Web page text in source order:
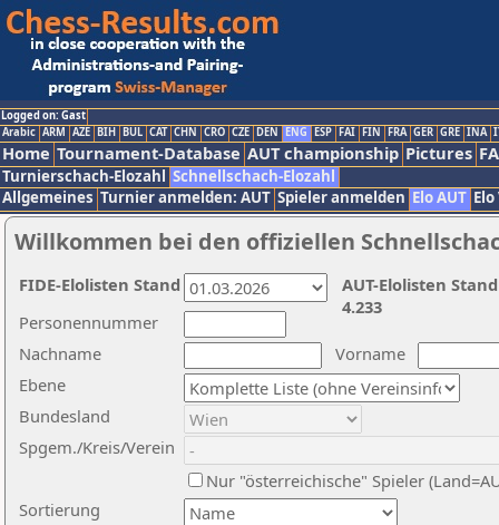
Logged on: Gast
Arabic ARM AZE BIH BUL CAT CHN CRO CZE DEN ENG ESP FAI FIN FRA GER GRE INA
Home Tournament-Database AUT championship Pictures
Turnierschach-Elozahl Schnellschach-Elozahl
Allgemeines Turnier anmelden: AUT Spieler anmelden Elo AUT
Willkommen bei den offiziellen
Nachname
Vorname
Ebene
Sortierung
Personennummer
Bundesland
Spgem./Kreis/Verein
Nur "österreichische" Spieler
AUT-Elolisten
4.233
FIDE-Elolisten Stand